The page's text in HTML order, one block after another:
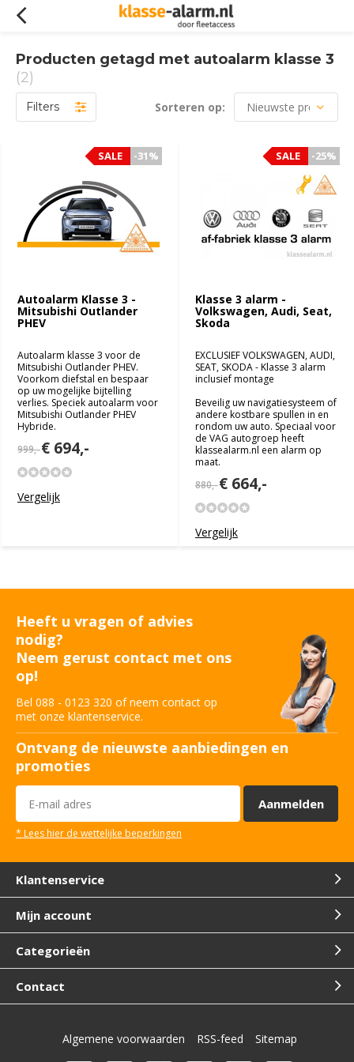
Producten getagd met autoalarm klasse 3
(2)
Filters Sorteren op:
Autoalarm Klasse 3 -
Mitsubishi Outlander
PHEV
Autoalarm klasse 3 voor de
Mitsubishi Outlander PHEV.
Voorkom diefstal en bespaar
op uw mogelijke bijtelling
verlies. Speciek autoalarm voor
Mitsubishi Outlander PHEV
Hybride.
999,-€ 694,-
-31%
SALE
Vergelijk
-31%
SALE
Klasse 3 alarm -
Volkswagen, Audi, Seat,
Skoda
EXCLUSIEF VOLKSWAGEN, AUDI,
SEAT, SKODA - Klasse 3 alarm
inclusief montage
Beveilig uw navigatiesysteem of
andere kostbare spullen in en
rondom uw auto. Speciaal voor
de VAG autogroep heeft
klassealarm.nl een alarm op
maat.
880,-€ 664,-
-25%
SALE
Vergelijk
-25%
SALE
Heeft u vragen of advies
nodig?
Neem gerust contact met ons
op!
Bel 088 - 0123 320 of neem contact op
met onze klantenservice.
Ontvang de nieuwste aanbiedingen en
promoties
Aanmelden
* Lees hier de wettelijke beperkingen
Klantenservice
Mijn account
Categorieën
Contact
Algemene voorwaarden RSS-feed Sitemap